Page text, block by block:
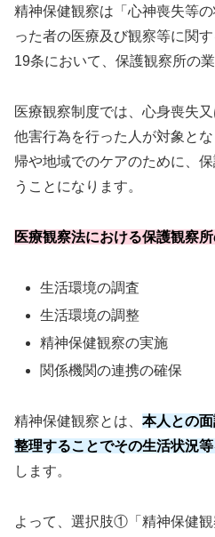
精神保健観察は「心神喪失等
った者の医療及び観察等に関
19条において、保護観察所の
医療観察制度では、心身喪失
他害行為を行った人が対象と
帰や地域でのケアのために、
うことになります。
医療観察法における保護観察
生活環境の調査
生活環境の調整
精神保健観察の実施
関係機関の連携の確保
精神保健観察とは、 本人との
整理することでその生活状況
します。
よって、選択肢①「精神保健